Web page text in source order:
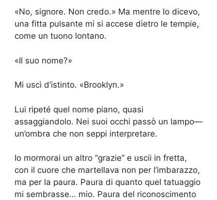
«No, signore. Non credo.» Ma mentre lo dicevo,
una fitta pulsante mi si accese dietro le tempie,
come un tuono lontano.
«Il suo nome?»
Mi uscì d’istinto. «Brooklyn.»
Lui ripeté quel nome piano, quasi
assaggiandolo. Nei suoi occhi passò un lampo—
un’ombra che non seppi interpretare.
Io mormorai un altro “grazie” e uscii in fretta,
con il cuore che martellava non per l’imbarazzo,
ma per la paura. Paura di quanto quel tatuaggio
mi sembrasse… mio. Paura del riconoscimento